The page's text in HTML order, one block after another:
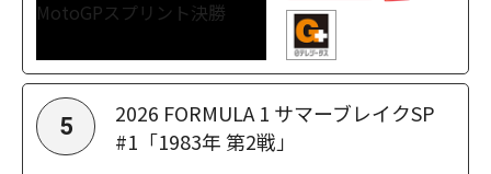
5
2026 FORMULA 1 サマーブレイクSP
#1「1983年 第2戦」